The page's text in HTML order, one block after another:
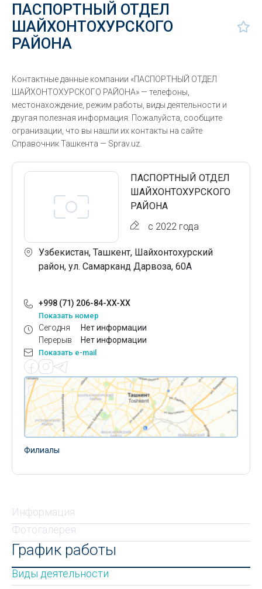
ПАСПОРТНЫЙ ОТДЕЛ
ШАЙХОНТОХУРСКОГО
РАЙОНА
Контактные данные компании «ПАСПОРТНЫЙ ОТДЕЛ
ШАЙХОНТОХУРСКОГО РАЙОНА» — телефоны,
местонахождение, режим работы, виды деятельности и
другая полезная информация. Пожалуйста, сообщите
огранизации, что вы нашли их контакты на сайте
Справочник Ташкента — Sprav.uz.
ПАСПОРТНЫЙ ОТДЕЛ
ШАЙХОНТОХУРСКОГО
РАЙОНА
с 2022 года
Узбекистан, Ташкент, Шайхонтохурский
район, ул. Самарканд Дарвоза, 60А
+998 (71) 206-84-XX-XX
Показать номер
Сегодня
Перерыв
Нет информации
Нет информации
Показать e-mail
Филиалы
Информация
Фотогалерея
График работы
Виды деятельности